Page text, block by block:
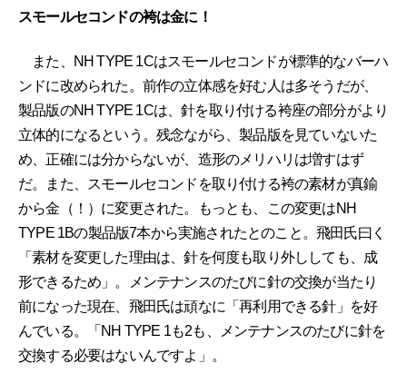
スモールセコンドの袴は金に！
また、NH TYPE 1Cはスモールセコンドが標準的なバーハ
ンドに改められた。前作の立体感を好む人は多そうだが、
製品版のNH TYPE 1Cは、針を取り付ける袴座の部分がより
立体的になるという。残念ながら、製品版を見ていないた
め、正確には分からないが、造形のメリハリは増すはず
だ。また、スモールセコンドを取り付ける袴の素材が真鍮
から金（！）に変更された。もっとも、この変更はNH
TYPE 1Bの製品版7本から実施されたとのこと。飛田氏曰く
「素材を変更した理由は、針を何度も取り外ししても、成
形できるため」。メンテナンスのたびに針の交換が当たり
前になった現在、飛田氏は頑なに「再利用できる針」を好
んでいる。「NH TYPE 1も2も、メンテナンスのたびに針を
交換する必要はないんですよ」。